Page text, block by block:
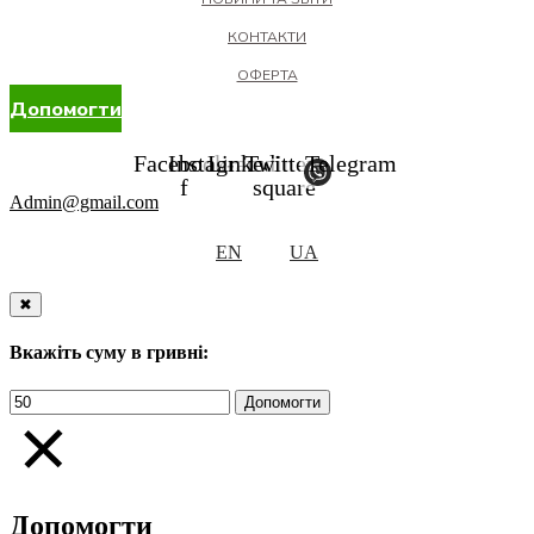
КОНТАКТИ
ОФЕРТА
Допомогти
Facebook-
f
Instagram
Linkedin
Twitter-
square
Telegram
Admin@gmail.com
EN UA
✖
Вкажіть суму в гривні:
Допомогти